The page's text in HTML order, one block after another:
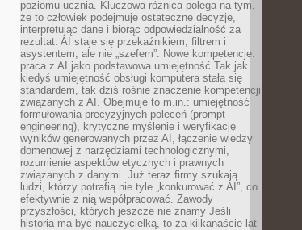
poziomu ucznia. Kluczowa różnica polega na tym,
że to człowiek podejmuje ostateczne decyzje,
interpretując dane i biorąc odpowiedzialność za
rezultat. AI staje się przekaźnikiem, filtrem i
asystentem, ale nie „szefem”. Nowe kompetencje:
praca z AI jako podstawowa umiejętność Tak jak
kiedyś umiejętność obsługi komputera stała się
standardem, tak dziś rośnie znaczenie kompetencji
związanych z AI. Obejmuje to m.in.: umiejętność
formułowania precyzyjnych poleceń (prompt
engineering), krytyczne myślenie i weryfikację
wyników generowanych przez AI, łączenie wiedzy
domenowej z narzędziami technologicznymi,
rozumienie aspektów etycznych i prawnych
związanych z danymi. Już teraz firmy szukają
ludzi, którzy potrafią nie tyle „konkurować z AI”, co
efektywnie z nią współpracować. Zawody
przyszłości, których jeszcze nie znamy Jeśli
historia ma być nauczycielką, to za kilkanaście lat